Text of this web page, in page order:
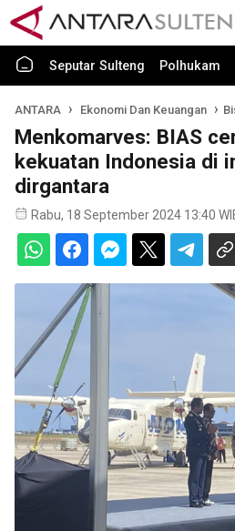
Seputar Sulteng Polhukam
ANTARA Ekonomi Dan Keuangan
Menkomarves: BIAS
kekuatan Indonesia di
dirgantara
Rabu, 18 September 2024 13:40